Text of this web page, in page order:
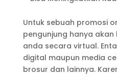
Untuk sebuah promosi
pengunjung hanya
anda secara virtual.
digital maupun media
brosur dan lainnya.